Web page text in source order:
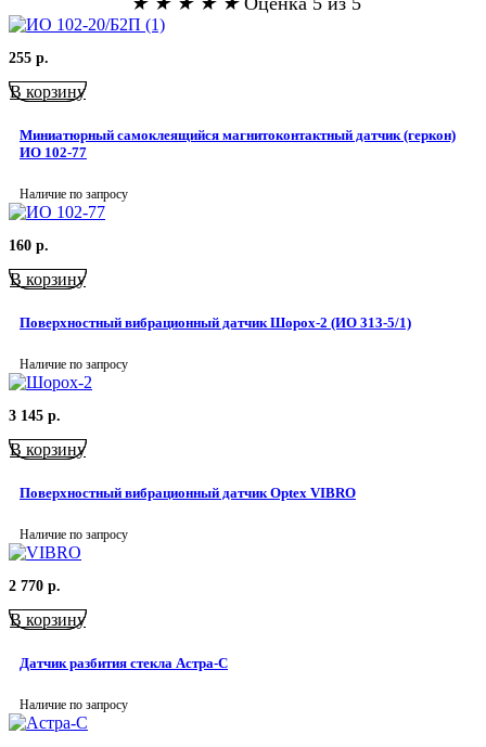
255 р.
В корзину
Миниатюрный самоклеящийся магнитоконтактный датчик (геркон)
ИО 102-77
Наличие по запросу
160 р.
В корзину
Поверхностный вибрационный датчик Шорох-2 (ИО 313-5/1)
Наличие по запросу
3 145 р.
В корзину
Поверхностный вибрационный датчик Optex VIBRO
Наличие по запросу
2 770 р.
В корзину
Датчик разбития стекла Астра-С
Наличие по запросу